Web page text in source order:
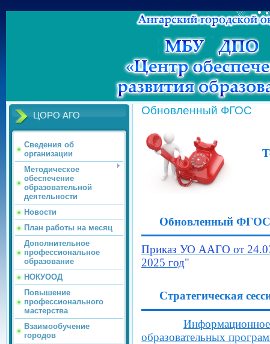
ЦОРО АГО
Сведения об
организации
Методическое
обеспечение
образовательной
деятельности
Новости
План работы на месяц
Дополнительное
профессиональное
образование
НОКУООД
Повышение
профессионального
мастерства
Взаимообучение
городов
Обновленный ФГОС
Обновленный ФГОС
Приказ УО ААГО от
2025 год"
Стратегическая
образовательных